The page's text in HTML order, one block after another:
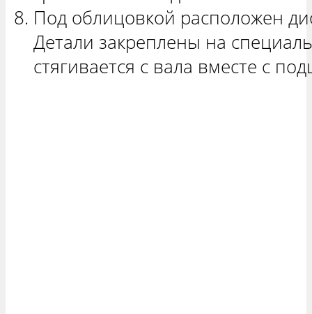
Под облицовкой расположен
Детали закреплены на
стягивается с вала вместе с